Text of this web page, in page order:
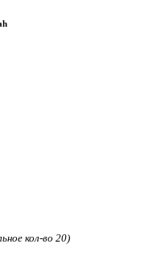
кол-во 20)